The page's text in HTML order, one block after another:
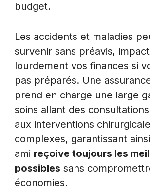
budget.
Les accidents et maladies
survenir sans préavis,
lourdement vos finances si
pas préparés. Une
prend en charge une large
soins allant des
aux interventions
complexes, garantissant
ami reçoive toujours les
possibles sans
économies.